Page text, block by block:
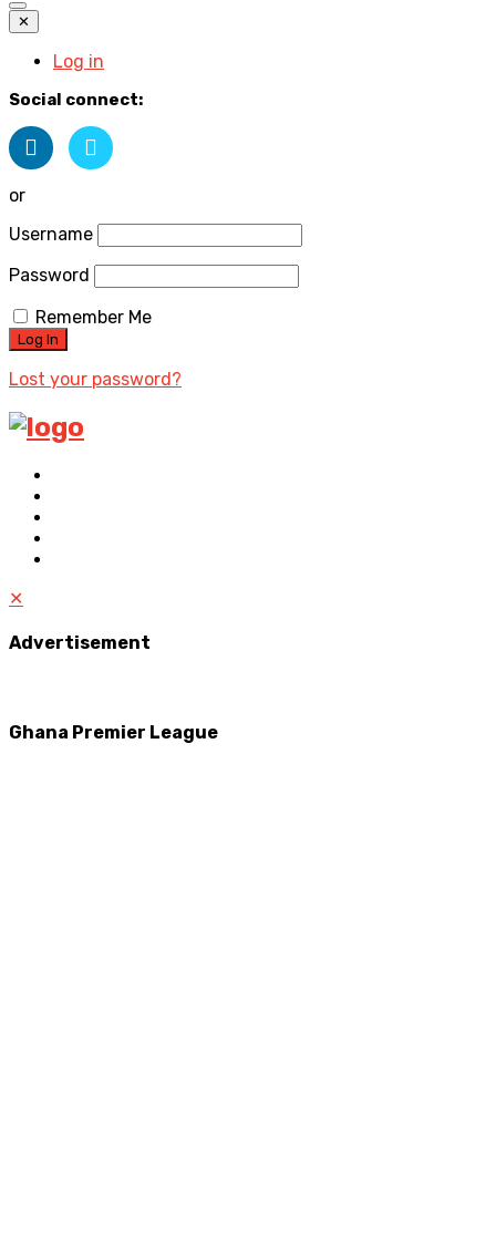
✕
Log in
Social connect:
or
Username
Password
Remember Me
Lost your password?
✕
Advertisement
Ghana Premier League